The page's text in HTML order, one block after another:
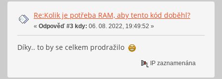
Re:Kolik je potřeba RAM, aby tento kód doběhl?
« Odpověď #3 kdy: 06. 08. 2022, 19:49:52 »
Díky.. to by se celkem prodražilo
IP zaznamenána